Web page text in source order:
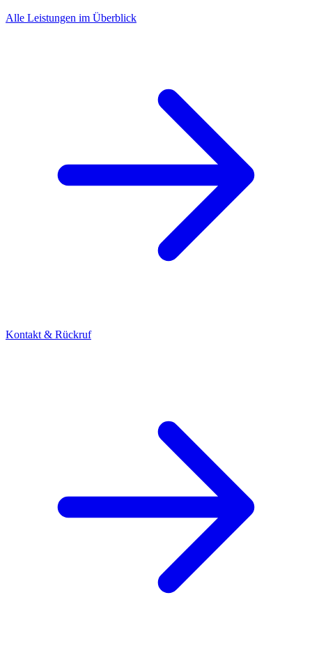
Alle Leistungen im Überblick
Kontakt & Rückruf